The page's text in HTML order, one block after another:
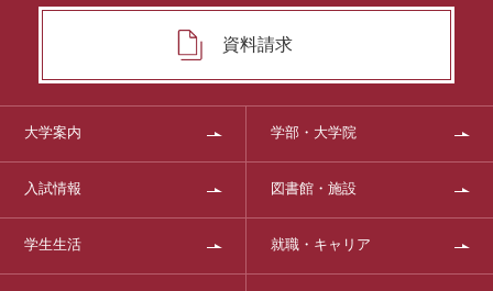
資料請求
大学案内 学部・大学院
入試情報 図書館・施設
学生生活 就職・キャリア